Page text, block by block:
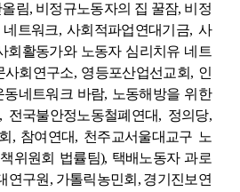
림, 비정규노동자의 집 꿀잠, 비정
트워크,사회적파업연대기금, 사
회활동가와 노동자 심리치유 네트
사회연구소, 영등포산업선교회 , 인
동네트워크 바람, 노동해방을 위한
, 전국불안정노동철폐연대, 정의당,
, 참여연대, 천주교서울대교구 노
위원회 법률팀), 택배노동자 과로
연구원 , 가톨릭농민회 , 경기진보연